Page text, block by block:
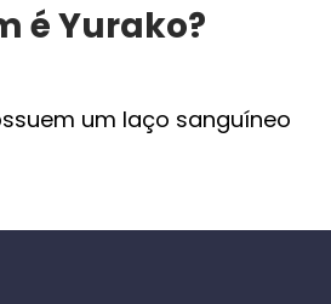
é Yurako?
um laço sanguíneo